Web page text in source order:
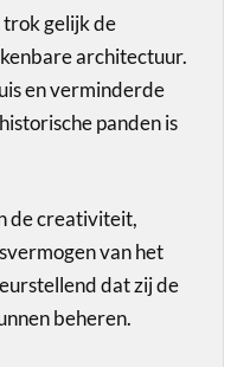
trok gelijk de
architectuur.
en verminderde
panden is
de creativiteit,
van het
dat zij de
beheren.